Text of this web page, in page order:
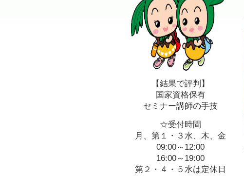
【結果で評判】
国家資格保有
セミナー講師の手技
☆受付時間
月、第１・３水、木、金
09:00～12:00
16:00～19:00
第２・４・５水は定休日